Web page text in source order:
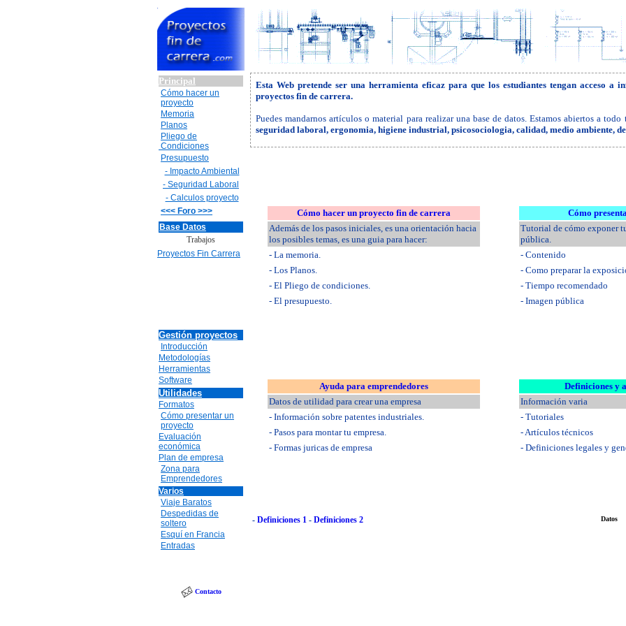
Principal
Cómo hacer un
proyecto
Memoria
Planos
Pliego de
Condiciones
Presupuesto
- Impacto Ambiental
- Seguridad Laboral
- Calculos proyecto
<<< Foro >>>
Base Datos
Trabajos
Proyectos Fin Carrera
Gestión proyectos
Introducción
Metodologías
Herramientas
Software
Utilidades
Formatos
Cómo presentar un
proyecto
Evaluación
económica
Plan de empresa
Zona para
Emprendedores
Varios
Viaje Baratos
Despedidas de
soltero
Esquí en Francia
Entradas
Contacto
Esta Web pretende ser una herramienta eficaz para que los estudiantes tengan acceso a
proyectos fin de carrera.
Puedes mandarnos artículos o material para realizar una base de datos. Estamos abiertos a todo
seguridad laboral, ergonomia, higiene industrial, psicosociologia, calidad, medio ambiente,
Cómo hacer un proyecto fin de carrera
Además de los pasos iniciales, es una orientación hacia
los posibles temas, es una guia para hacer:
- La memoria.
- Los Planos.
- El Pliego de condiciones.
- El presupuesto.
Cómo
Tutorial de cómo exponer
pública.
- Contenido
- Como preparar la
- Tiempo recomendado
- Imagen pública
Ayuda para emprendedores
Datos de utilidad para crear una empresa
- Información sobre patentes industriales.
- Pasos para montar tu empresa.
- Formas juricas de empresa
Definiciones y
Información varia
- Tutoriales
- Artículos técnicos
- Definiciones legales y
- Definiciones 1 - Definiciones 2 Datos